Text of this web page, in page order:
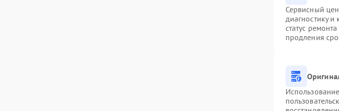
Сервисный
диагностику
статус
продления